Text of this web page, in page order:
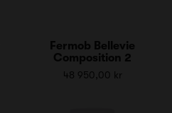
Fermob Bellevie
Composition 2
48 950,00 kr